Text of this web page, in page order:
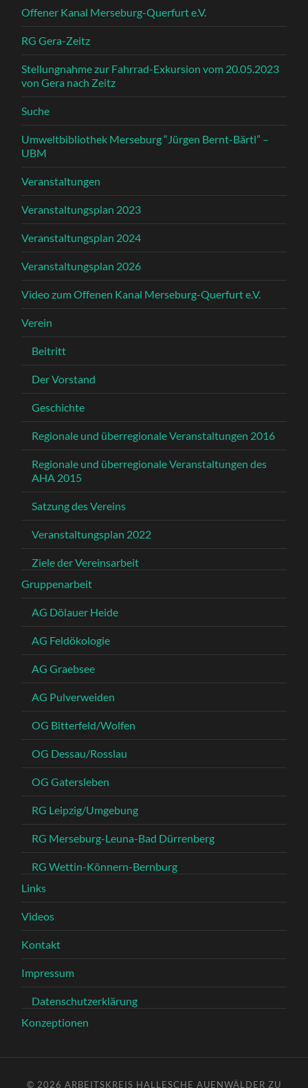
Offener Kanal Merseburg-Querfurt e.V.
RG Gera-Zeitz
Stellungnahme zur Fahrrad-Exkursion vom 20.05.2023
von Gera nach Zeitz
Suche
Umweltbibliothek Merseburg “Jürgen Bernt-Bärtl” –
UBM
Veranstaltungen
Veranstaltungsplan 2023
Veranstaltungsplan 2024
Veranstaltungsplan 2026
Video zum Offenen Kanal Merseburg-Querfurt e.V.
Verein
Beitritt
Der Vorstand
Geschichte
Regionale und überregionale Veranstaltungen 2016
Regionale und überregionale Veranstaltungen des
AHA 2015
Satzung des Vereins
Veranstaltungsplan 2022
Ziele der Vereinsarbeit
Gruppenarbeit
AG Dölauer Heide
AG Feldökologie
AG Graebsee
AG Pulverweiden
OG Bitterfeld/Wolfen
OG Dessau/Rosslau
OG Gatersleben
RG Leipzig/Umgebung
RG Merseburg-Leuna-Bad Dürrenberg
RG Wettin-Könnern-Bernburg
Links
Videos
Kontakt
Impressum
Datenschutzerklärung
Konzeptionen
© 2026 ARBEITSKREIS HALLESCHE AUENWÄLDER ZU